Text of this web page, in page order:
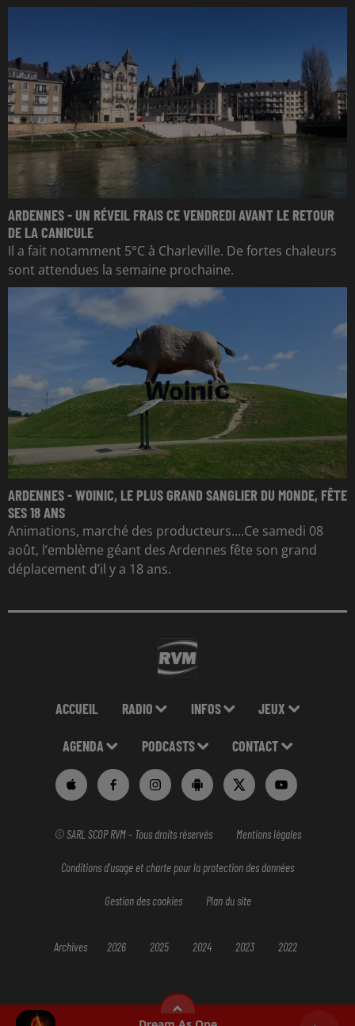
ARDENNES - UN RÉVEIL FRAIS CE VENDREDI AVANT LE RETOUR
DE LA CANICULE
Il a fait notamment 5°C à Charleville. De fortes chaleurs
sont attendues la semaine prochaine.
ARDENNES - WOINIC, LE PLUS GRAND SANGLIER DU MONDE, FÊTE
SES 18 ANS
Animations, marché des producteurs....Ce samedi 08
août, l’emblème géant des Ardennes fête son grand
déplacement d’il y a 18 ans.
ACCUEIL RADIO INFOS JEUX
AGENDA PODCASTS CONTACT
© SARL SCOP RVM - Tous droits réservés Mentions légales
Conditions d'usage et charte pour la protection des données
Gestion des cookies Plan du site
Archives 2026 2025 2024 2023 2022